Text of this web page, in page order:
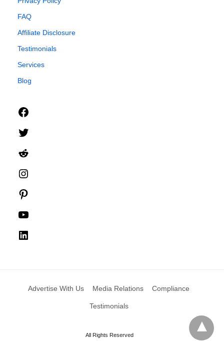
FAQ
Affiliate Disclosure
Testimonials
Services
Blog
Advertise With Us Media Relations Compliance
Testimonials
All Rights Reserved